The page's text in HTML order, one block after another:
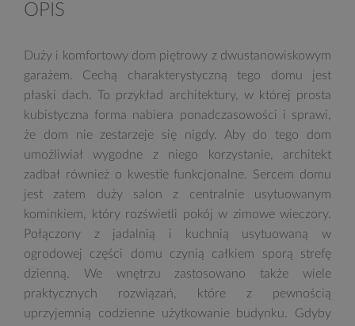
OPIS
Duży i komfortowy dom piętrowy z dwustanowiskowym
garażem. Cechą charakterystyczną tego domu jest
płaski dach. To przykład architektury, w której prosta
kubistyczna forma nabiera ponadczasowości i sprawi,
że dom nie zestarzeje się nigdy. Aby do tego dom
umożliwiał wygodne z niego korzystanie, architekt
zadbał również o kwestie funkcjonalne. Sercem domu
jest zatem duży salon z centralnie usytuowanym
kominkiem, który rozświetli pokój w zimowe wieczory.
Połączony z jadalnią i kuchnią usytuowaną w
ogrodowej części domu czynią całkiem sporą strefę
dzienną. We wnętrzu zastosowano także wiele
praktycznych rozwiązań, które z pewnością
uprzyjemnią codzienne użytkowanie budynku. Gdyby